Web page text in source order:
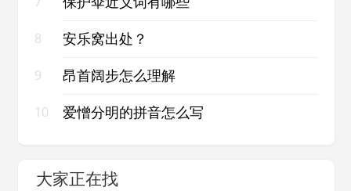
8 安乐窝出处？
9 昂首阔步怎么理解
10 爱憎分明的拼音怎么写
大家正在找